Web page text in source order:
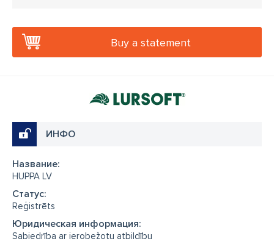
Buy a statement
ИНФО
Название:
HUPPA LV
Cтатус:
Reģistrēts
Юридическая информация:
Sabiedrība ar ierobežotu atbildību